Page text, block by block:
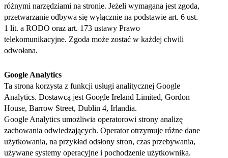
różnymi narzędziami na stronie. Jeżeli wymagana jest zgoda,
przetwarzanie odbywa się wyłącznie na podstawie art. 6 ust.
1 lit. a RODO oraz art. 173 ustawy Prawo
telekomunikacyjne. Zgoda może zostać w każdej chwili
odwołana.
Google Analytics
Ta strona korzysta z funkcji usługi analitycznej Google
Analytics. Dostawcą jest Google Ireland Limited, Gordon
House, Barrow Street, Dublin 4, Irlandia.
Google Analytics umożliwia operatorowi strony analizę
zachowania odwiedzających. Operator otrzymuje różne dane
użytkowania, na przykład odsłony stron, czas przebywania,
używane systemy operacyjne i pochodzenie użytkownika.